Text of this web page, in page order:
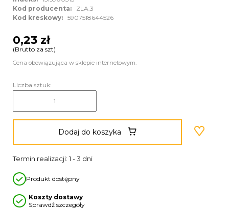
Kod producenta:
ZLA.3
Kod kreskowy: 5907518644526
0,23 zł
(Brutto za szt)
Cena obowiązująca w sklepie internetowym.
Liczba sztuk:
Dodaj do koszyka
Termin realizacji: 1 - 3 dni
Produkt dostępny
Koszty dostawy
Sprawdź szczegóły